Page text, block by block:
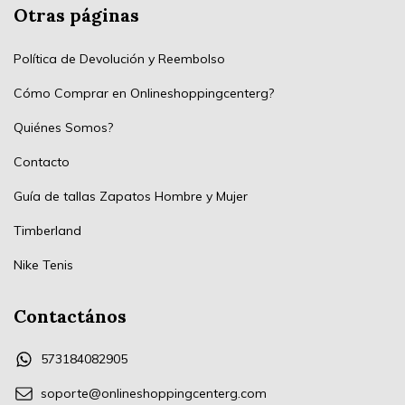
Otras páginas
Política de Devolución y Reembolso
Cómo Comprar en Onlineshoppingcenterg?
Quiénes Somos?
Contacto
Guía de tallas Zapatos Hombre y Mujer
Timberland
Nike Tenis
Contactános
573184082905
soporte@onlineshoppingcenterg.com